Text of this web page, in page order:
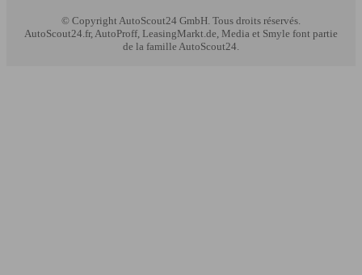
© CopyrightAutoScout24 GmbH. Tous droits réservés.
AutoScout24.fr, AutoProff, LeasingMarkt.de, Media et Smyle font partie
de la famille AutoScout24.